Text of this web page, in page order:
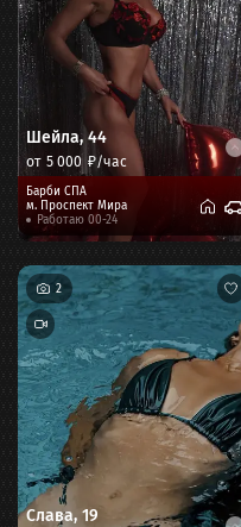
Шейла, 44
от 5 000 ₽/час
Барби СПА
м.
Проспект Мира
Работаю 00-24
Слава, 19
2